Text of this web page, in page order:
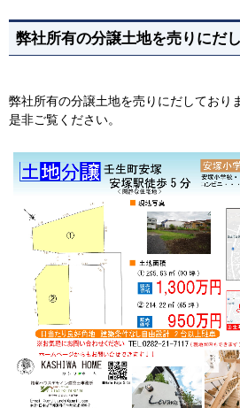
弊社所有の分譲土地を売りにだ
弊社所有の分譲土地を売りにだしており
是非ご覧ください。